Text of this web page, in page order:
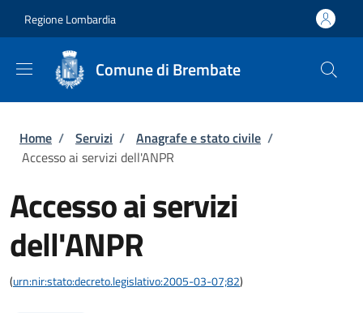
Regione Lombardia
Comune di Brembate
Briciole di pane
Home / Servizi / Anagrafe e stato civile /
Accesso ai servizi dell'ANPR
Accesso ai servizi
dell'ANPR
(urn:nir:stato:decreto.legislativo:2005-03-07;82)